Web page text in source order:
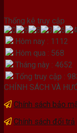
Thống kê truy cập
Hôm nay : 1112
Hôm qua : 568
Tháng này : 4652
Tổng truy cập :
CHÍNH SÁCH VÀ
Chính sách bảo
Chính sách đổi trả